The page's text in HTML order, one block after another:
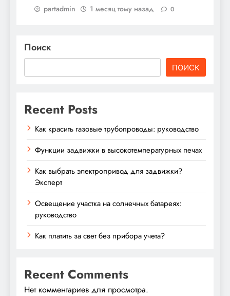
partadmin 1 месяц тому назад 0
Поиск
ПОИСК
Recent Posts
Как красить газовые трубопроводы: руководство
Функции задвижки в высокотемпературных печах
Как выбрать электропривод для задвижки?
Эксперт
Освещение участка на солнечных батареях:
руководство
Как платить за свет без прибора учета?
Recent Comments
Нет комментариев для просмотра.